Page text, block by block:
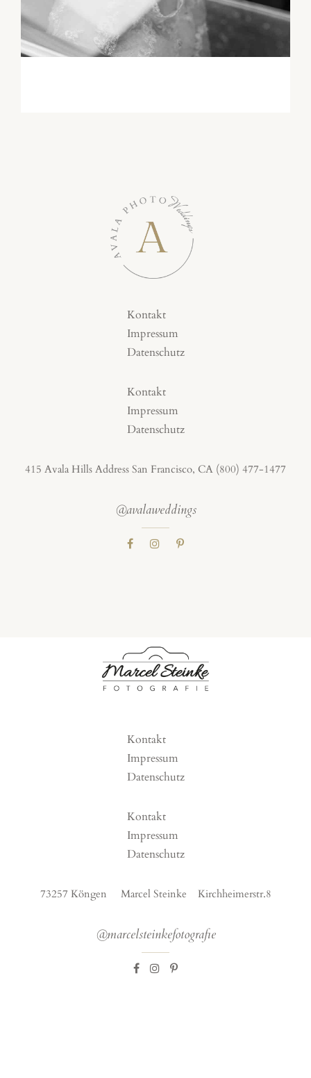
Kontakt
Impressum
Datenschutz
Kontakt
Impressum
Datenschutz
415 Avala Hills Address San Francisco, CA (800) 477-1477
@avalaweddings
Kontakt
Impressum
Datenschutz
Kontakt
Impressum
Datenschutz
73257 Köngen Marcel Steinke Kirchheimerstr.8
@marcelsteinkefotografie